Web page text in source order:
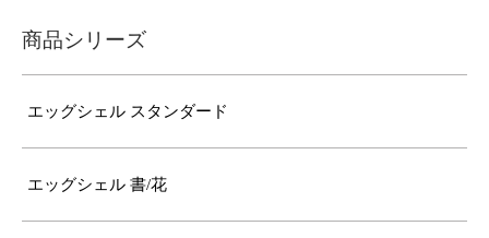
商品シリーズ
エッグシェル スタンダード
エッグシェル 書/花